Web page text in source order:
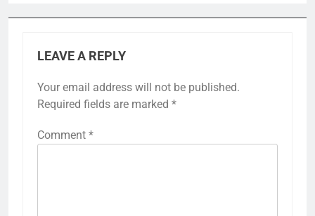
LEAVE A REPLY
Your email address will not be published.
Required fields are marked *
Comment *